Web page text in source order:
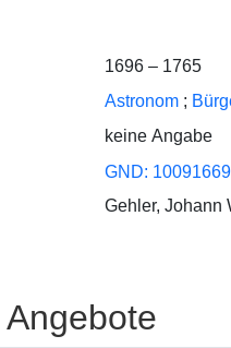
1696 – 1765
Astronom ;
keine Angabe
GND:
Gehler, Johann